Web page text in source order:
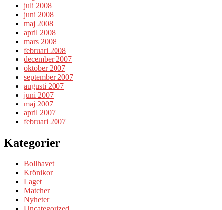
juli 2008
juni 2008
maj 2008
april 2008
mars 2008
februari 2008
december 2007
oktober 2007
september 2007
augusti 2007
juni 2007
maj 2007
april 2007
februari 2007
Kategorier
Bollhavet
Krönikor
Laget
Matcher
Nyheter
Uncategorized